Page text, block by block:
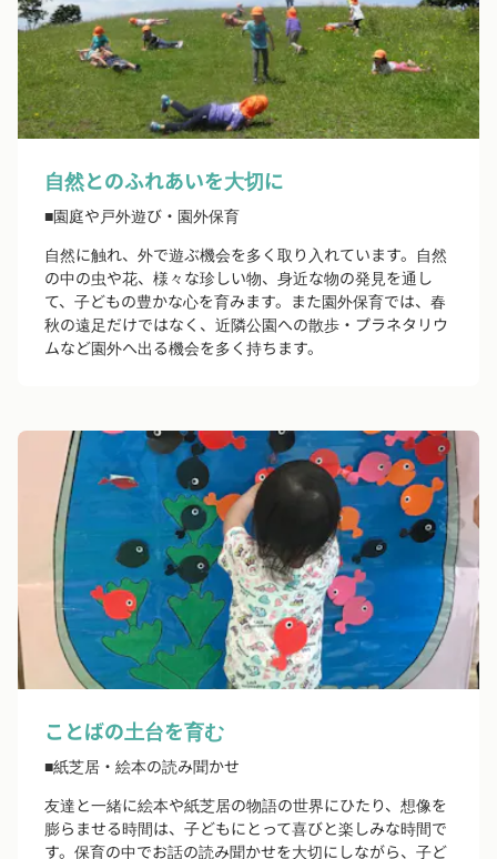
自然とのふれあいを大切に
■園庭や戸外遊び・園外保育
自然に触れ、外で遊ぶ機会を多く取り入れています。自然
の中の虫や花、様々な珍しい物、身近な物の発見を通し
て、子どもの豊かな心を育みます。また園外保育では、春
秋の遠足だけではなく、近隣公園への散歩・プラネタリウ
ムなど園外へ出る機会を多く持ちます。
ことばの土台を育む
■紙芝居・絵本の読み聞かせ
友達と一緒に絵本や紙芝居の物語の世界にひたり、想像を
膨らませる時間は、子どもにとって喜びと楽しみな時間で
す。保育の中でお話の読み聞かせを大切にしながら、子ど